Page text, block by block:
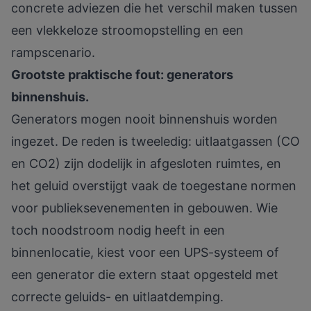
concrete adviezen die het verschil maken tussen
een vlekkeloze stroomopstelling en een
rampscenario.
Grootste praktische fout: generators
binnenshuis.
Generators mogen nooit binnenshuis worden
ingezet. De reden is tweeledig: uitlaatgassen (CO
en CO2) zijn dodelijk in afgesloten ruimtes, en
het geluid overstijgt vaak de toegestane normen
voor publieksevenementen in gebouwen. Wie
toch noodstroom nodig heeft in een
binnenlocatie, kiest voor een UPS-systeem of
een generator die extern staat opgesteld met
correcte geluids- en uitlaatdemping.